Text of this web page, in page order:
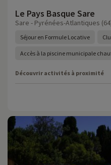
Le Pays Basque Sare
Sare - Pyrénées-Atlantiques
Séjour en Formule Locative
Accès à la piscine municipale
Découvrir activités à proximité